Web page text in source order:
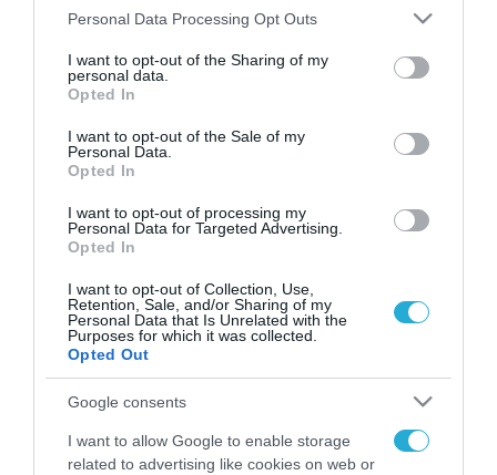
Please note that this website/app uses one or more Google
not limited to your visit or usage behaviour. You may click to
grant or deny consent to Google and its third-party tags to
use your data for below specified purposes in below Google
consent section.
Personal Data Processing Opt Outs
I want to opt-out of the Sharing of my
personal data.
Opted In
I want to opt-out of the Sale of my
Personal Data.
Opted In
I want to opt-out of processing my
Personal Data for Targeted Advertising.
Opted In
I want to opt-out of Collection, Use,
Retention, Sale, and/or Sharing of my
Personal Data that Is Unrelated with the
Purposes for which it was collected.
Opted Out
Google consents
I want to allow Google to enable storage
related to advertising like cookies on web or